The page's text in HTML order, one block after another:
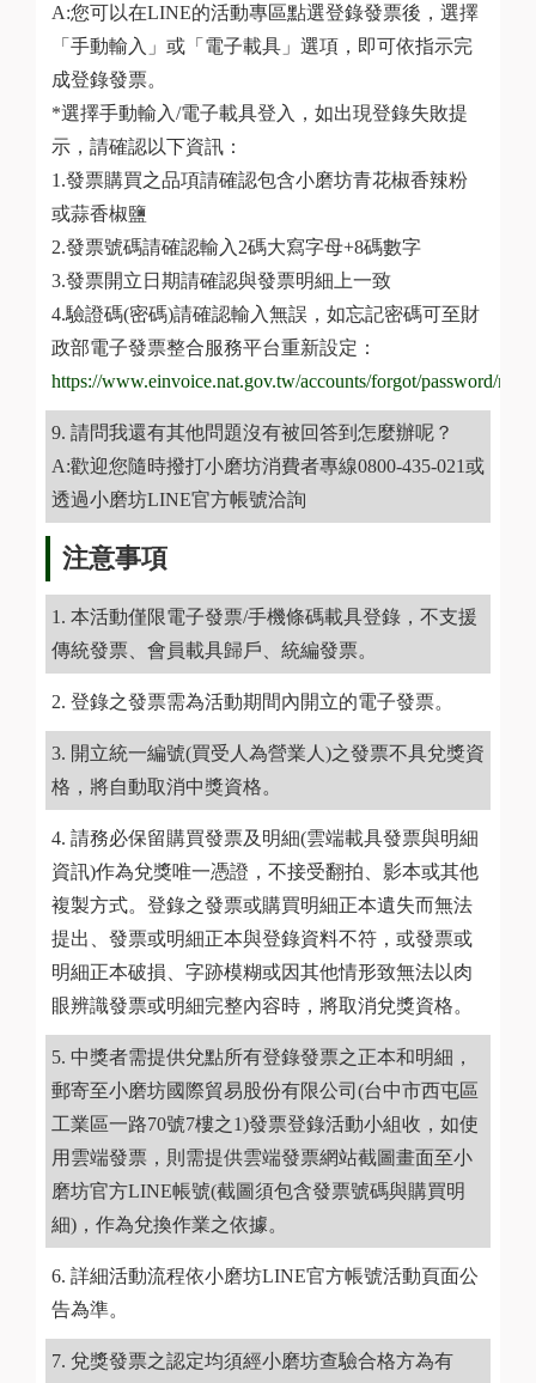
A:您可以在LINE的活動專區點選登錄發票後，選擇
「手動輸入」或「電子載具」選項，即可依指示完
成登錄發票。
*選擇手動輸入/電子載具登入，如出現登錄失敗提
示，請確認以下資訊：
1.發票購買之品項請確認包含小磨坊青花椒香辣粉
或蒜香椒鹽
2.發票號碼請確認輸入2碼大寫字母+8碼數字
3.發票開立日期請確認與發票明細上一致
4.驗證碼(密碼)請確認輸入無誤，如忘記密碼可至財
政部電子發票整合服務平台重新設定：
https://www.einvoice.nat.gov.tw/accounts/forgot/password/mw
請問我還有其他問題沒有被回答到怎麼辦呢？
A:歡迎您隨時撥打小磨坊消費者專線0800-435-021或
透過小磨坊LINE官方帳號洽詢
注意事項
本活動僅限電子發票/手機條碼載具登錄，不支援
傳統發票、會員載具歸戶、統編發票。
登錄之發票需為活動期間內開立的電子發票。
開立統一編號(買受人為營業人)之發票不具兌獎資
格，將自動取消中獎資格。
請務必保留購買發票及明細(雲端載具發票與明細
資訊)作為兌獎唯一憑證，不接受翻拍、影本或其他
複製方式。登錄之發票或購買明細正本遺失而無法
提出、發票或明細正本與登錄資料不符，或發票或
明細正本破損、字跡模糊或因其他情形致無法以肉
眼辨識發票或明細完整內容時，將取消兌獎資格。
中獎者需提供兌點所有登錄發票之正本和明細，
郵寄至小磨坊國際貿易股份有限公司(台中市西屯區
工業區一路70號7樓之1)發票登錄活動小組收，如使
用雲端發票，則需提供雲端發票網站截圖畫面至小
磨坊官方LINE帳號(截圖須包含發票號碼與購買明
細)，作為兌換作業之依據。
詳細活動流程依小磨坊LINE官方帳號活動頁面公
告為準。
兌獎發票之認定均須經小磨坊查驗合格方為有